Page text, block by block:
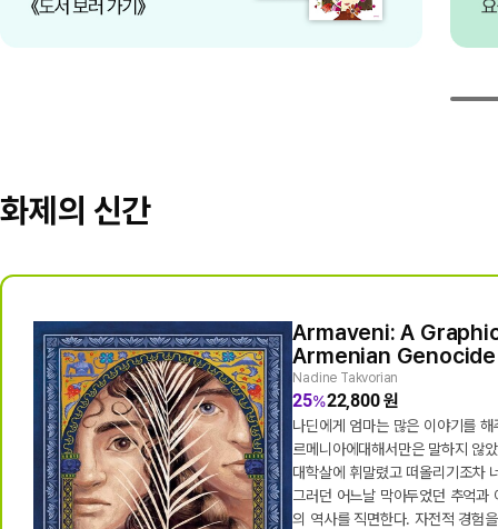
화제의 신간
Armaveni: A
Armenian Genocide
Nadine Takvorian
25%22,800원
나딘에게 엄마는 많은 이야기를
르메니아에대해서만은 말하지 않
대학살에 휘말렸고 떠올리기조차 너무 고통스러웠기 때문에.
그러던 어느날 막아두었던 추억과 이야기의 댐이 열리고 가족
의 역사를 직면한다. 자전적 경험
Middle School and
#5: Worst Wish
Wanda Coven
25%10,800원
모든 것을 한 번에 해결하고 싶었
러온다.
마녀 견습생 하이디는 학교에 금
실을 알게 된다. 하필 중요한 시험
Renegades #1:
Erin Hunter
25%12,000원
워리어 시리즈의 작가 Erin
리즈. 이번엔 도시 고양이가 주인
잃고 도심에서 살아온 두 고아 자
모임에서 마법 능력이 생기고 마
게... 뉴욕 타임즈 베스트셀러
Middle School and
#6: Freakiest Trip
Wanda Coven
25%10,800원
우정도 실력만큼 노력이 필요하다
법이 시작된다.
마법 기숙학교 브룸스필드 아카데
디 헤클벡 앞에 전학생 조디가 나
Claris: Dress Up
Set
Megan Hess
25%12,000원
패션 러버 Claris 종이 인형. 핑크
패셔너블 Claris. 직점 색을 칠해